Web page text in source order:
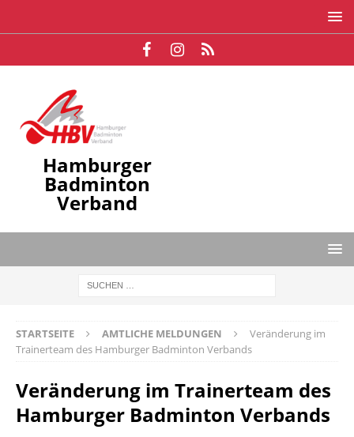
Hamburger
Badminton
Verband
STARTSEITE AMTLICHE MELDUNGEN
Veränderung im
Trainerteam des Hamburger Badminton Verbands
Veränderung im Trainerteam des
Hamburger Badminton Verbands